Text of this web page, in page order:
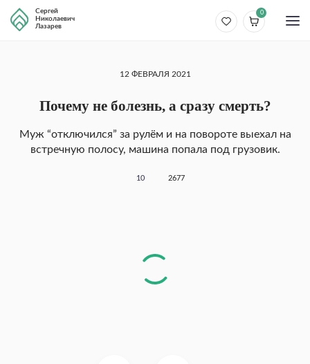
Сергей
Николаевич
Лазарев
0
12 ФЕВРАЛЯ 2021
Почему не болезнь, а сразу смерть?
Муж “отключился” за рулём и на повороте выехал на
встречную полосу, машина попала под грузовик.
10 2677